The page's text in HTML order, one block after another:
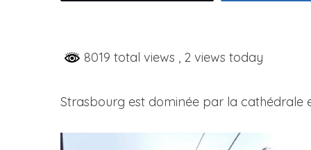
8019 total views , 2 views today
Strasbourg est dominée par la cathédrale